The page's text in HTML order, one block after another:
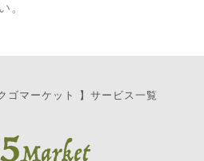
。
ゴマーケット 】サービス一覧